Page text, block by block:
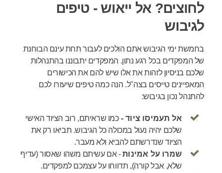
לחוצים? אל ייאוש - טיפים
לגיבוש
בחמשת ימי הגיבוש אתם הולכים לעבור תחת עינם הבוחנת
של המפקדים בכל רגע נתון. המפקדים יתבוננו בהתנהלות
שלכם בניסיון לזהות את אלו שיש להם את הכישורים
המאפיינים טייסים בצה"ל. הנה כמה טיפים שיעזרו לכם
להתנהל נכון בגיבוש:
אל תעמיסו ציוד -כמו שראיתם, רוב הציוד האישי
שלכם יהיה נעול במכולה כל הגיבוש. תביאו רק את
הציוד שנדרשתם להביא ולא מעבר.
שמרו על אמינות- אם עשיתם משהו שאסור (עדיף
שלא, אבל קורה), תדווחו על עצמכם למפקדים.